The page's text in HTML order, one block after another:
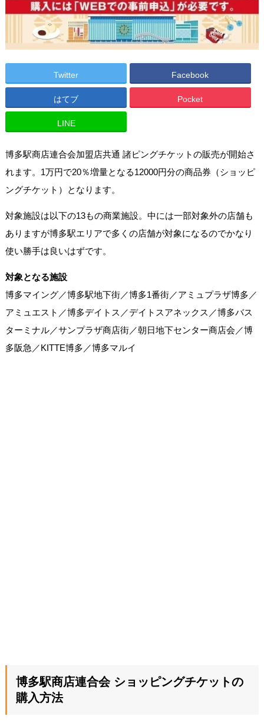
Twitter Facebook
はてブ Pocket
LINE
博多駅商店連合会加盟店共通 諸ピングチケットの販売が開始さ
れます。1万円で20％増量となる12000円分の商品券（ショッピ
ングチケット）となります。
対象施設は以下の13もの商業施設。中には一部対象外の店舗も
ありますが博多駅エリアで多くの店舗が対象になるのでかなり
使い勝手は良いはずです。
対象となる施設
博多マイング／博多駅地下街／博多1番街／アミュプラザ博多／
アミュエスト／博多デイトス／デイトスアネックス／博多バス
ターミナル／サンプラザ商店街／朝日地下センター商店会／博
多阪急／KITTE博多／博多マルイ
博多駅商店連合会 ショッピングチケットの
購入方法